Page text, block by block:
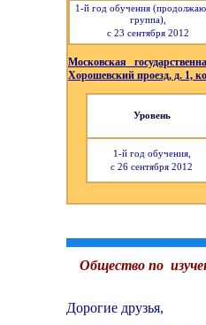
1-й год обучения
группа),
с 23 сентября 2012
Московская
Хорошевский проезд, д. 1,
Уровень
1-й год обучения,
с 26 сентября 2012
Общество по
Дорогие друзья,